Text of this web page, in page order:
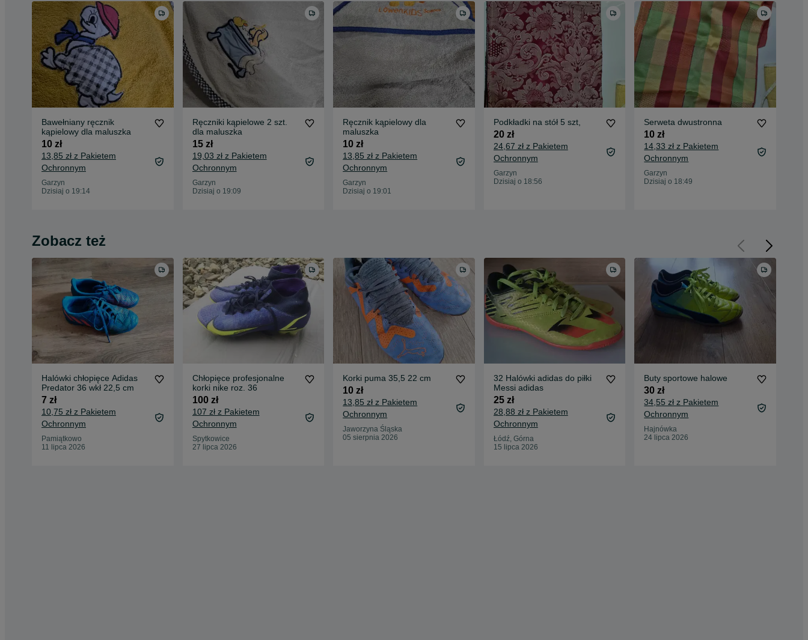
Bawełniany ręcznik
kąpielowy dla maluszka
10 zł
13,85 zł z Pakietem
Ochronnym
Garzyn
Dzisiaj o 19:14
Ręczniki kąpielowe 2 szt.
dla maluszka
15 zł
19,03 zł z Pakietem
Ochronnym
Garzyn
Dzisiaj o 19:09
Ręcznik kąpielowy dla
maluszka
10 zł
13,85 zł z Pakietem
Ochronnym
Garzyn
Dzisiaj o 19:01
Podkładki na stół 5 szt,
20 zł
24,67 zł z Pakietem
Ochronnym
Garzyn
Dzisiaj o 18:56
Serweta dwustronna
10 zł
14,33 zł z Pakietem
Ochronnym
Garzyn
Dzisiaj o 18:49
Zobacz też
Halówki chłopięce Adidas
Predator 36 wkł 22,5 cm
7 zł
10,75 zł z Pakietem
Ochronnym
Pamiątkowo
11 lipca 2026
Chłopięce profesjonalne
korki nike roz. 36
100 zł
107 zł z Pakietem
Ochronnym
Spytkowice
27 lipca 2026
Korki puma 35,5 22 cm
10 zł
13,85 zł z Pakietem
Ochronnym
Jaworzyna Śląska
05 sierpnia 2026
32 Halówki adidas do piłki
Messi adidas
25 zł
28,88 zł z Pakietem
Ochronnym
Łódź, Górna
15 lipca 2026
Buty sportowe halowe
30 zł
34,55 zł z Pakietem
Ochronnym
Hajnówka
24 lipca 2026